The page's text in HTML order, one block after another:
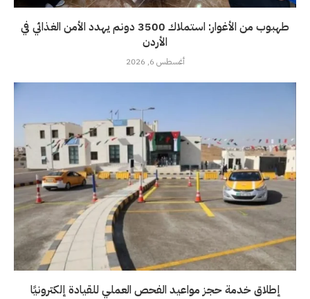
طهبوب من الأغوار: استملاك 3500 دونم يهدد الأمن الغذائي في
الأردن
أغسطس 6, 2026
إطلاق خدمة حجز مواعيد الفحص العملي للقيادة إلكترونيًا